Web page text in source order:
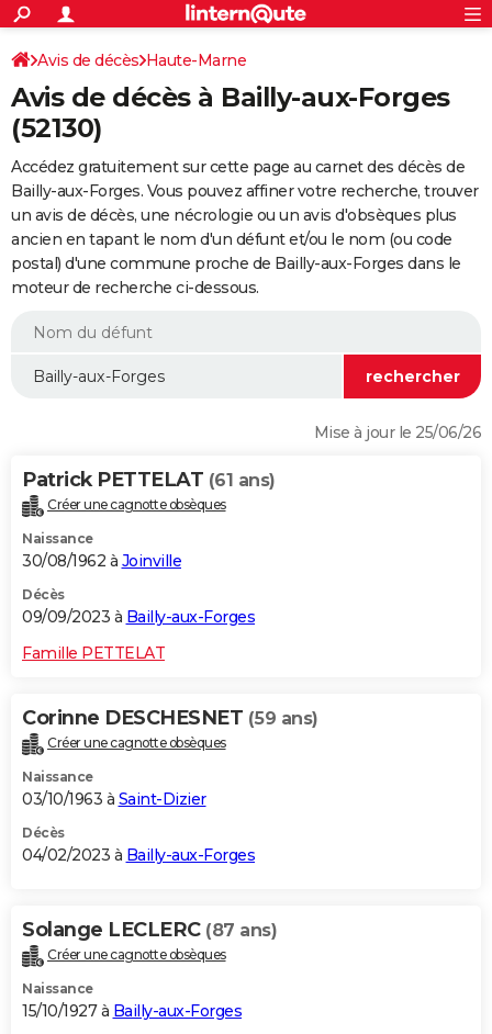
ACTUALITÉS
Politique
Société
Faits Divers
Education
Monde
Villes
+
SPORT
Coupe du monde 2026
Football
Tennis
Cyclisme
Rugby
Forum
FINANCE
Retraite
Impôts
Epargne
Immobilier
Risques naturels par ville
Banque
Assurance
Crédit
AUTO
Essais
Réserver un essai
Citadines
Berlines
SUV
Forum auto
+
HIGH-TECH
Mobiles
Meilleur smartphone
Internet
Ordinateurs
Jeux vidéo
Guide high-tech
+BRICOLAGE
Forum
Aménagement intérieur
Extérieur
Cuisine
Salle de bains
Jardinage
Rangement
WEEK-END
Guides de France
Escapades
Patrimoine
Expositions
Musées
Week-end nature
LIFESTYLE
Alimentation
Guide de la santé
Maladies
Médicaments
Sommeil
VOYAGE
Destinations
City break
Voyage nature
Voyage de noces
Forum
Climat
+PHOTO
GUIDES D'ACHAT
BONS PLANS
CARTE DE VOEUX
Dictionnaire
Biographies
Citations
Expressions
Proverbes
PROGRAMME TV
COPAINS D'AVANT
S'inscrire
Se connecter
Lycées
Collèges
Primaires
Universités
Entreprises
Service militaire
Avis de recherche
AVIS DE DÉCÈS
S'inscrire
Connexion
Avis de décès Haute-Marne
Avis de décès à Bailly-aux-Forges
(52130)
Accédez gratuitement sur cette page au carnet des décès de
Bailly-aux-Forges. Vous pouvez affiner votre recherche, trouver
un avis de décès, une nécrologie ou un avis d'obsèques plus
ancien en tapant le nom d'un défunt et/ou le nom (ou code
postal) d'une commune proche de Bailly-aux-Forges dans le
moteur de recherche ci-dessous.
Mise à jour le 25/06/26
Patrick PETTELAT (61 ans)
Créer une cagnotte obsèques
Naissance
30/08/1962 à Joinville
Décès
09/09/2023 à Bailly-aux-Forges
Famille PETTELAT
Corinne DESCHESNET (59 ans)
Créer une cagnotte obsèques
Naissance
03/10/1963 à Saint-Dizier
Décès
04/02/2023 à Bailly-aux-Forges
Solange LECLERC (87 ans)
Créer une cagnotte obsèques
Naissance
15/10/1927 à Bailly-aux-Forges